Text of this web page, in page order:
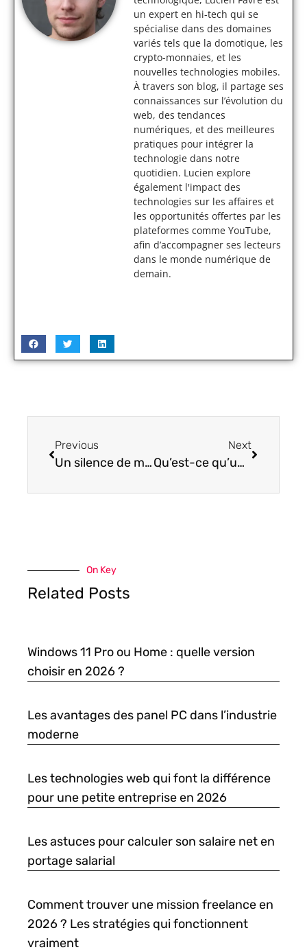
un expert en hi-tech qui se
spécialise dans des domaines
variés tels que la domotique, les
crypto-monnaies, et les
nouvelles technologies mobiles.
À travers son blog, il partage ses
connaissances sur l’évolution du
web, des tendances
numériques, et des meilleures
pratiques pour intégrer la
technologie dans notre
quotidien. Lucien explore
également l'impact des
technologies sur les affaires et
les opportunités offertes par les
plateformes comme YouTube,
afin d’accompagner ses lecteurs
dans le monde numérique de
demain.
Previous
Un silence de mort : quelle est votre stratégie de marketing hors site pour les blogs ?
Next
Qu’est-ce qu’un réseau informatique en entreprise ?
On Key
Related Posts
Windows 11 Pro ou Home : quelle version
choisir en 2026 ?
Les avantages des panel PC dans l’industrie
moderne
Les technologies web qui font la différence
pour une petite entreprise en 2026
Les astuces pour calculer son salaire net en
portage salarial
Comment trouver une mission freelance en
2026 ? Les stratégies qui fonctionnent
vraiment